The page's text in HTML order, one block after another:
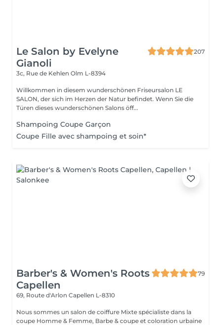
Le Salon by Evelyne
Gianoli
207
3c, Rue de Kehlen Olm L-8394
Willkommen in diesem wunderschönen Friseursalon LE
SALON, der sich im Herzen der Natur befindet. Wenn Sie die
Türen dieses wunderschönen Salons öff...
Shampoing Coupe Garçon
Coupe Fille avec shampoing et soin*
Barber's & Women's Roots
Capellen
79
69, Route d'Arlon Capellen L-8310
Nous sommes un salon de coiffure Mixte spécialiste dans la
coupe Homme & Femme, Barbe & coupe et coloration urbaine